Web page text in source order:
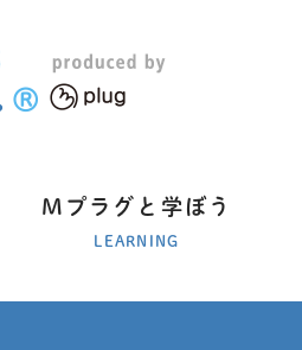
Mプラグと学ぼう
LEARNING